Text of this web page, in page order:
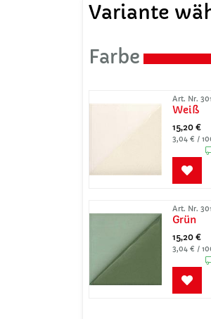
Variante
Farbe
Art. Nr.
Weiß
15,20 €
3,04 € /
Art. Nr.
Grün
15,20 €
3,04 € /